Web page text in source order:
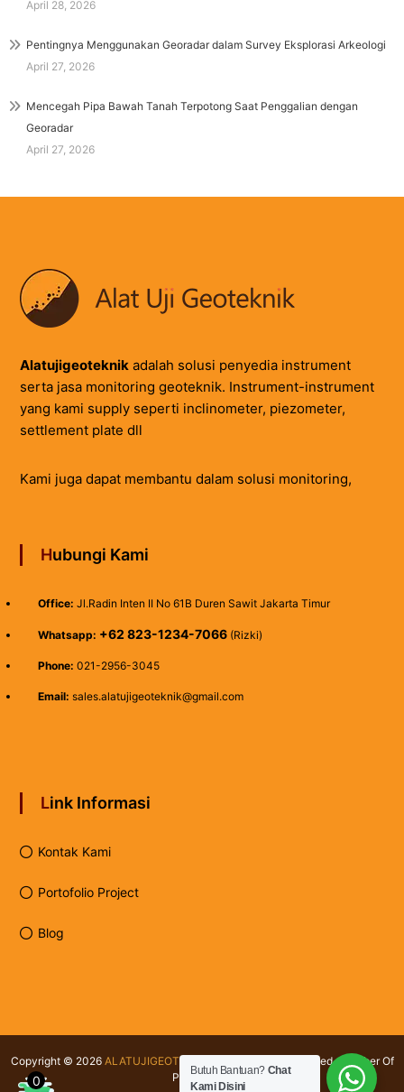
April 28, 2026
Pentingnya Menggunakan Georadar dalam Survey Eksplorasi Arkeologi
April 27, 2026
Mencegah Pipa Bawah Tanah Terpotong Saat Penggalian dengan
Georadar
April 27, 2026
Alatujigeoteknik adalah solusi penyedia instrument
serta jasa monitoring geoteknik. Instrument-instrument
yang kami supply seperti inclinometer, piezometer,
settlement plate dll
Kami juga dapat membantu dalam solusi monitoring,
Hubungi Kami
Office: Jl.Radin Inten II No 61B Duren Sawit Jakarta Timur
Whatsapp: +62 823-1234-7066(Rizki)
Phone: 021-2956-3045
Email: sales.alatujigeoteknik@gmail.com
Link Informasi
Kontak Kami
Portofolio Project
Blog
Copyright © 2026 ALATUJIGEOTEKNIK.COM
All rights reserved. Member Of
PT Testindo
Butuh Bantuan? Chat
Kami Disini
0